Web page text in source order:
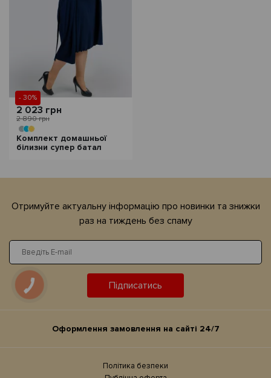
- 30%
2 023 грн
2 890 грн
Комплект домашньої
білизни супер батал
Отримуйте актуальну iнформацiю про новинки та знижки
раз на тиждень без спаму
Підписатись
Оформлення замовлення на сайтi 24/7
Політика безпеки